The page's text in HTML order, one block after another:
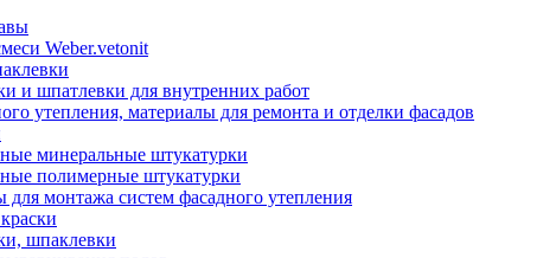
Weber.vetonit
и шпатлевки для внутренних работ
утепления, материалы для ремонта и отделки фасадов
минеральные штукатурки
полимерные штукатурки
для монтажа систем фасадного утепления
шпаклевки